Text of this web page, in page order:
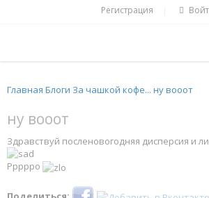
Регистрация
Главная Блоги За чашкой кофе... ну вооот
ну вооот
Здравствуй посленовогодняя дисперсия и
Ррррро